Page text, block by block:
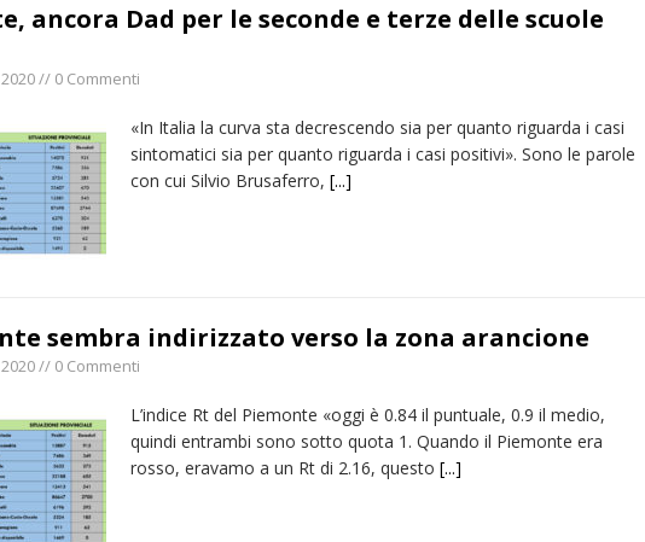
ancora Dad per le seconde e terze delle scuole
// 0 Commenti
«In Italia la curva sta decrescendo sia per quanto riguarda i casi
sintomatici sia per quanto riguarda i casi positivi». Sono le parole
con cui Silvio Brusaferro, [...]
sembra indirizzato verso la zona arancione
// 0 Commenti
L’indice Rt del Piemonte «oggi è 0.84 il puntuale, 0.9 il medio,
quindi entrambi sono sotto quota 1. Quando il Piemonte era
rosso, eravamo a un Rt di 2.16, questo [...]